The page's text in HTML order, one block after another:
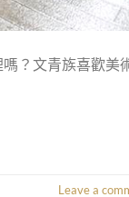
？文青族喜歡美
Leave a